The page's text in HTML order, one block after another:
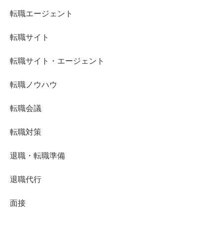
転職エージェント
転職サイト
転職サイト・エージェント
転職ノウハウ
転職会議
転職対策
退職・転職準備
退職代行
面接